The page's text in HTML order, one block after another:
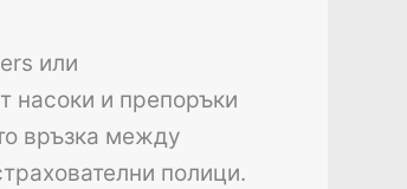
или
насоки и препоръки
връзка между
полици.